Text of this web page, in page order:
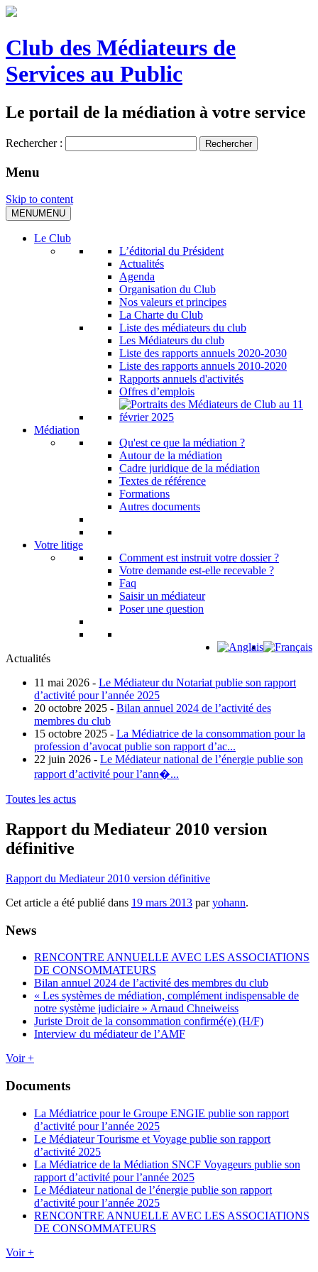
Club des Médiateurs de
Services au Public
Le portail de la médiation à votre service
Rechercher :
Menu
Skip to content
MENUMENU
Le Club
L’éditorial du Président
Actualités
Agenda
Organisation du Club
Nos valeurs et principes
La Charte du Club
Liste des médiateurs du club
Les Médiateurs du club
Liste des rapports annuels 2020-2030
Liste des rapports annuels 2010-2020
Rapports annuels d'activités
Offres d’emplois
Médiation
Qu'est ce que la médiation ?
Autour de la médiation
Cadre juridique de la médiation
Textes de référence
Formations
Autres documents
Votre litige
Comment est instruit votre dossier ?
Votre demande est-elle recevable ?
Faq
Saisir un médiateur
Poser une question
Actualités
11 mai 2026 - Le Médiateur du Notariat publie son rapport
d’activité pour l’année 2025
20 octobre 2025 - Bilan annuel 2024 de l’activité des
membres du club
15 octobre 2025 - La Médiatrice de la consommation pour la
profession d’avocat publie son rapport d’ac...
22 juin 2026 - Le Médiateur national de l’énergie publie son
rapport d’activité pour l’ann�...
Toutes les actus
Rapport du Mediateur 2010 version
définitive
Rapport du Mediateur 2010 version définitive
Cet article a été publié dans 19 mars 2013 paryohann.
News
RENCONTRE ANNUELLE AVEC LES ASSOCIATIONS
DE CONSOMMATEURS
Bilan annuel 2024 de l’activité des membres du club
« Les systèmes de médiation, complément indispensable de
notre système judiciaire » Arnaud Chneiweiss
Juriste Droit de la consommation confirmé(e) (H/F)
Interview du médiateur de l’AMF
Voir +
Documents
La Médiatrice pour le Groupe ENGIE publie son rapport
d’activité pour l’année 2025
Le Médiateur Tourisme et Voyage publie son rapport
d’activité 2025
La Médiatrice de la Médiation SNCF Voyageurs publie son
rapport d’activité pour l’année 2025
Le Médiateur national de l’énergie publie son rapport
d’activité pour l’année 2025
RENCONTRE ANNUELLE AVEC LES ASSOCIATIONS
DE CONSOMMATEURS
Voir +